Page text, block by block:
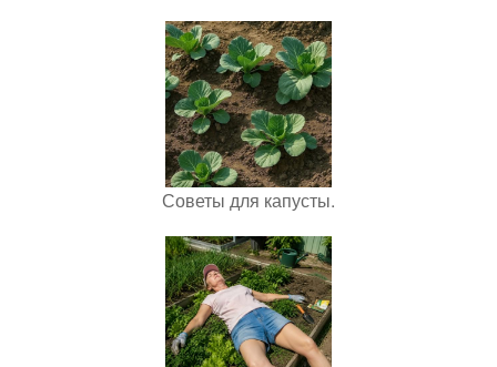
Советы для капусты.